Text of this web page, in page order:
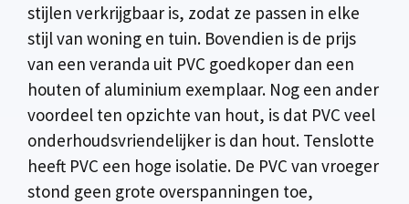
stijlen verkrijgbaar is, zodat ze passen in elke
stijl van woning en tuin. Bovendien is de prijs
van een veranda uit PVC goedkoper dan een
houten of aluminium exemplaar. Nog een ander
voordeel ten opzichte van hout, is dat PVC veel
onderhoudsvriendelijker is dan hout. Tenslotte
heeft PVC een hoge isolatie. De PVC van vroeger
stond geen grote overspanningen toe,